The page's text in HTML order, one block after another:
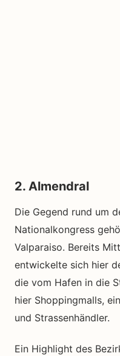
2. Almendral
Die Gegend rund um
Nationalkongress
Valparaiso. Bereits
entwickelte sich hier
die vom Hafen in die
hier Shoppingmalls,
und Strassenhändler.
Ein Highlight des